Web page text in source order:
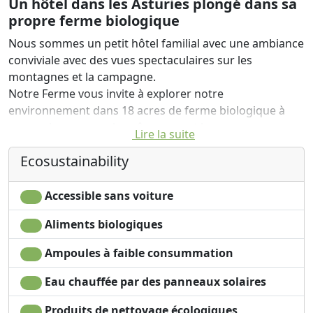
propre ferme biologique
Nous sommes un petit hôtel familial avec une ambiance
conviviale avec des vues spectaculaires sur les
montagnes et la campagne.
Notre Ferme vous invite à explorer notre
environnement dans 18 acres de ferme biologique à
travers les vergers, les pâturages et les vergers.
cuisine imaginative avec des produits locaux, posséder
et culture bio est servi dans le restaurant.
Lire la suite
Ecosustainability
Accessible sans voiture
Aliments biologiques
Ampoules à faible consummation
Eau chauffée par des panneaux solaires